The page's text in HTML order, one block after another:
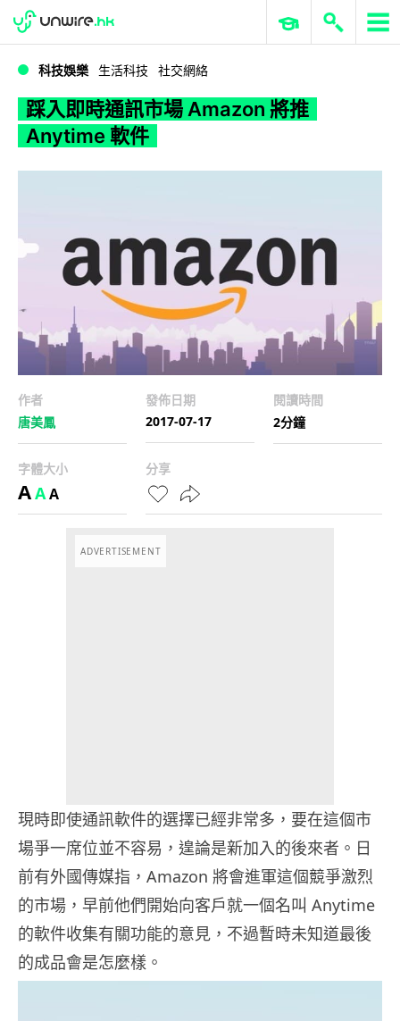
WWDC 2026 ERP 與商業 AI
科技娛樂 生活科技 社交網絡
踩入即時通訊市場 Amazon 將推
Anytime 軟件
作者
唐美鳳
發佈日期
2017-07-17
閱讀時間
2分鐘
字體大小
AAA
分享
ADVERTISEMENT
現時即使通訊軟件的選擇已經非常多，要在這個市
場爭一席位並不容易，遑論是新加入的後來者。日
前有外國傳媒指，Amazon 將會進軍這個競爭激烈
的市場，早前他們開始向客戶就一個名叫 Anytime
的軟件收集有關功能的意見，不過暫時未知道最後
的成品會是怎麼樣。